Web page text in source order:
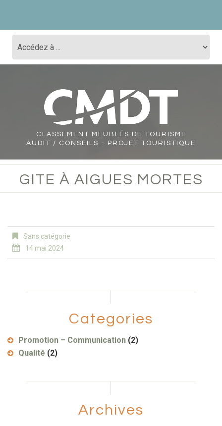
CLASSEMENT
MEUBLÉS DE TOURISME
AUDIT / CONSEILS - PROJET TOURISTIQUE
GITE À AIGUES MORTES
Sans catégorie
14 mai 2024
Categories
Promotion – Communication (2)
Qualité (2)
Archives